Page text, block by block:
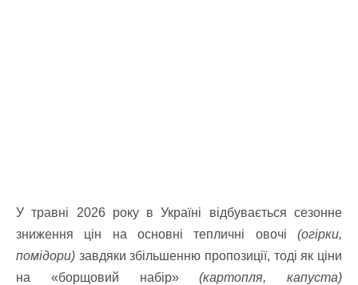
У травні 2026 року в Україні відбувається сезонне
зниження цін на основні тепличні овочі (огірки,
помідори) завдяки збільшенню пропозиції, тоді як ціни
на «борщовий набір»(картопля, капуста)